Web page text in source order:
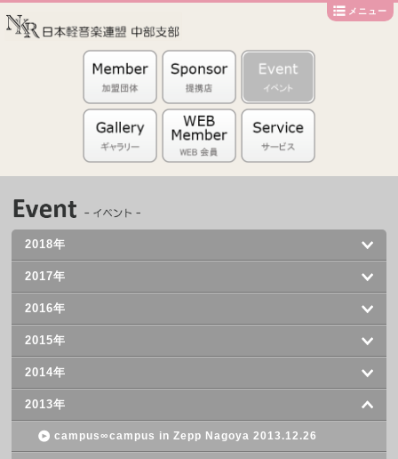
メニュー
2018年
2017年
2016年
2015年
2014年
2013年
campus∞campus in Zepp Nagoya 2013.12.26